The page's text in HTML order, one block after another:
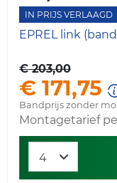
IN PRIJS VERLAAGD
EPREL link
€ 203,00
€ 171,75
Bandprijs zonder
Montagetarief